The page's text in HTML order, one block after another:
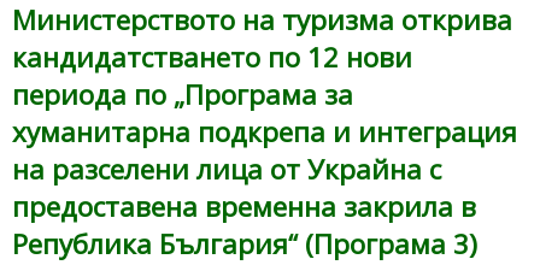
Министерството на туризма открива
кандидатстването по 12 нови
периода по „Програма за
хуманитарна подкрепа и интеграция
на разселени лица от Украйна с
предоставена временна закрила в
Република България“ (Програма 3)